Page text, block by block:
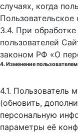
случаях, когда
3.4. При
пользователей
законом РФ «О
4. Изменение
4.1. Пользователь
(обновить,
персональную
параметры её